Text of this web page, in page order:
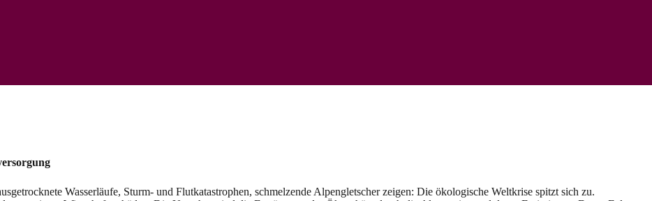
Wasserläufe, Sturm- und Flutkatastrophen, schmelzende Alpengletscher zeigen: Die ökologische Weltkrise spitzt sich zu.